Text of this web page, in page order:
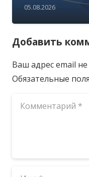
05.08.2026
Добавить
Ваш адрес email
Обязательные